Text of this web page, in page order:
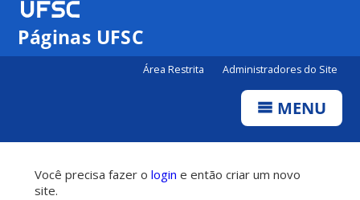
Páginas UFSC
Área Restrita Administradores do Site
MENU
Você precisa fazer o login e então criar um novo
site.